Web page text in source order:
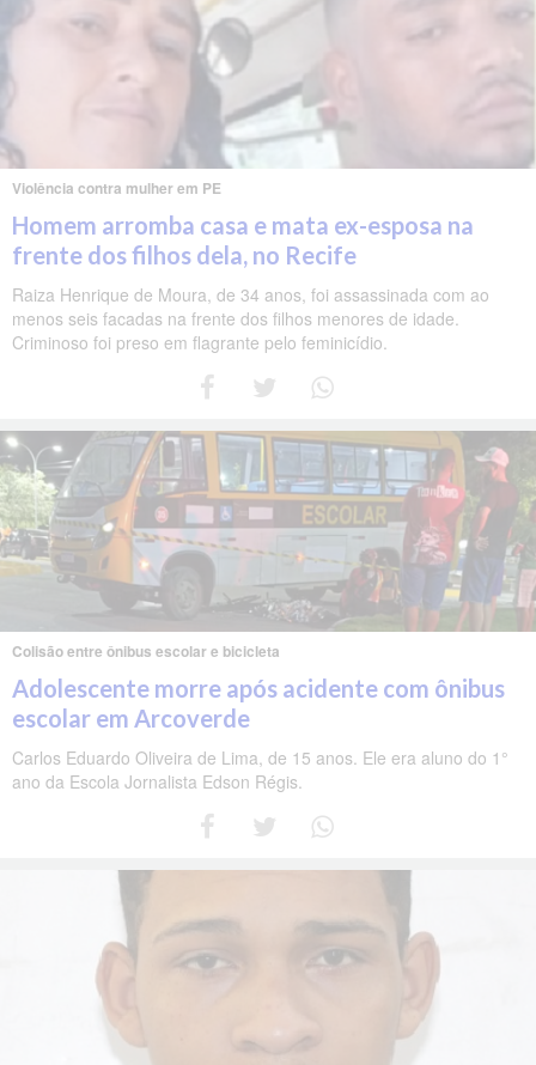
Violência contra mulher em PE
Homem arromba casa e mata ex-esposa na
frente dos filhos dela, no Recife
Raiza Henrique de Moura, de 34 anos, foi assassinada com ao
menos seis facadas na frente dos filhos menores de idade.
Criminoso foi preso em flagrante pelo feminicídio.
Colisão entre ônibus escolar e bicicleta
Adolescente morre após acidente com ônibus
escolar em Arcoverde
Carlos Eduardo Oliveira de Lima, de 15 anos. Ele era aluno do 1°
ano da Escola Jornalista Edson Régis.